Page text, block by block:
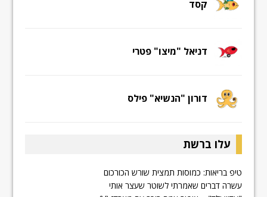
קסד
דניאל "מיצו" פטרי
דורון "הנשיא" פילס
עלו ברשת
טיפ בריאות: כמוסות תמצית שורש הכורכום
עשרה דברים שאמרתי לשוטר שעצר אותי